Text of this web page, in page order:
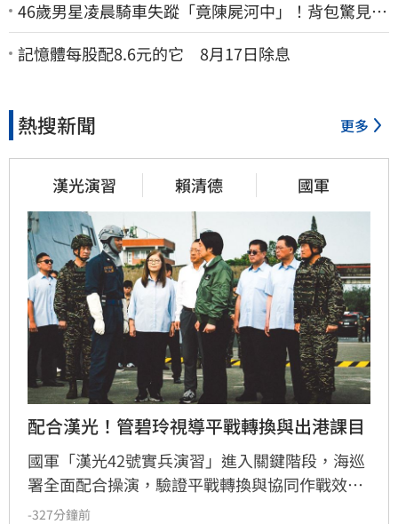
46歲男星凌晨騎車失蹤「竟陳屍河中」！背包驚見
20kg水泥塊 死因成謎
記憶體每股配8.6元的它 8月17日除息
熱搜新聞 更多
漢光演習 賴清德 國軍
配合漢光！管碧玲視導平戰轉換與出港課目
國軍「漢光42號實兵演習」進入關鍵階段，海巡
署全面配合操演，驗證平戰轉換與協同作戰效
能。海委會主委管碧玲親赴台北港與左營軍港視
-327分鐘前